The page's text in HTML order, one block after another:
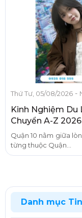
Thứ Tư, 05/08/2026 -
Kinh Nghiệm Du
Chuyển A-Z 2026
Quận 10 nằm giữa
từng thuộc Quận...
Danh mục